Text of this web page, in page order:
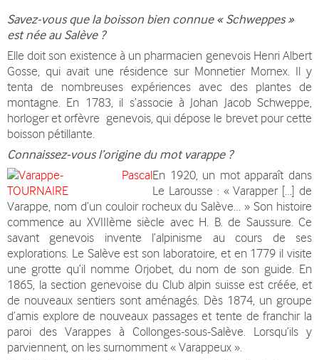
Savez-vous que la boisson bien connue « Schweppes »
est née au Salève ?
Elle doit son existence à un pharmacien genevois Henri Albert
Gosse, qui avait une résidence sur Monnetier Mornex. Il y
tenta de nombreuses expériences avec des plantes de
montagne. En 1783, il s’associe à Johan Jacob Schweppe,
horloger et orfèvre genevois, qui dépose le brevet pour cette
boisson pétillante.
Connaissez-vous l’origine du mot varappe ?
En 1920, un mot apparaît dans
Le Larousse : « Varapper […] de
Varappe, nom d’un couloir rocheux du Salève… » Son histoire
commence au XVIIIème siècle avec H. B. de Saussure. Ce
savant genevois invente l’alpinisme au cours de ses
explorations. Le Salève est son laboratoire, et en 1779 il visite
une grotte qu’il nomme Orjobet, du nom de son guide. En
1865, la section genevoise du Club alpin suisse est créée, et
de nouveaux sentiers sont aménagés. Dès 1874, un groupe
d’amis explore de nouveaux passages et tente de franchir la
paroi des Varappes à Collonges-sous-Salève. Lorsqu’ils y
parviennent, on les surnomment « Varappeux ».